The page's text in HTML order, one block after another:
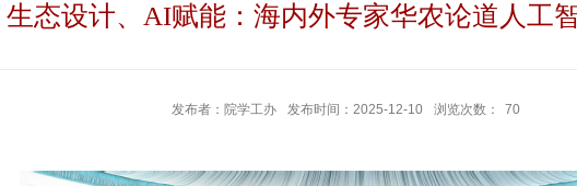
态设计、AI赋能：海内外专家华农论道人工
发布者：院学工办 发布时间：2025-12-10 浏览次数： 70